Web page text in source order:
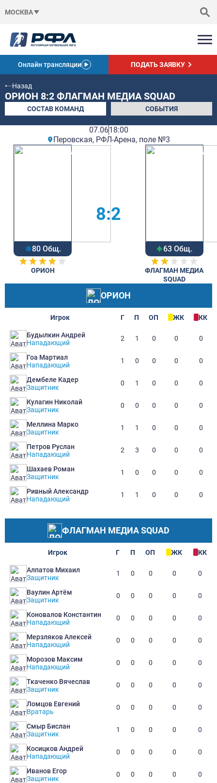
МОСКВА
Онлайн трансляции ПОДАТЬ ЗАЯВКУ
Назад
ОРИОН 8:2 ФЛАГМАН МЕДИА SQUAD
СОСТАВ КОМАНД СОБЫТИЯ
07.0618:00
Перовская, РФЛ-Арена, поле №3
80 Общ.
ОРИОН
8:2
63 Общ.
ФЛАГМАН МЕДИА
SQUAD
ОРИОН
Игрок Г П ОП ЖК КК
Будылкин Андрей
Нападающий
2 1 0 0 0
Гоа Мартиал
Нападающий
1 0 0 0 0
Дембеле Кадер
Защитник
0 1 0 0 0
Кулагин Николай
Защитник
0 0 0 0 0
Меллина Марко
Защитник
1 1 0 0 0
Петров Руслан
Нападающий
2 3 0 0 0
Шахаев Роман
Защитник
1 0 0 0 0
Ривный Александр
Нападающий
1 1 0 0 0
ФЛАГМАН МЕДИА SQUAD
Игрок Г П ОП ЖК КК
Алпатов Михаил
Защитник
1 0 0 0 0
Ваулин Артём
Защитник
0 0 0 0 0
Коновалов Константин
Нападающий
0 0 0 0 0
Мерзляков Алексей
Нападающий
0 0 0 0 0
Морозов Максим
Нападающий
0 0 0 0 0
Ткаченко Вячеслав
Защитник
0 0 0 0 0
Ломцов Евгений
Вратарь
0 0 0 0 0
Смыр Бислан
Защитник
1 0 0 0 0
Косицков Андрей
Нападающий
0 0 0 0 0
Иванов Егор
Защитник
0 0 0 0 0